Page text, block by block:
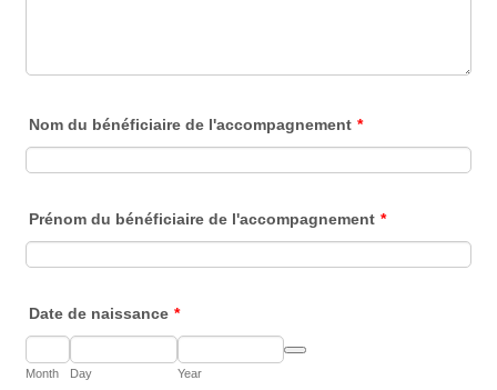
Nom du bénéficiaire de l'accompagnement *
Prénom du bénéficiaire de l'accompagnement *
Date de naissance *
Month Day Year
Date Picker Icon